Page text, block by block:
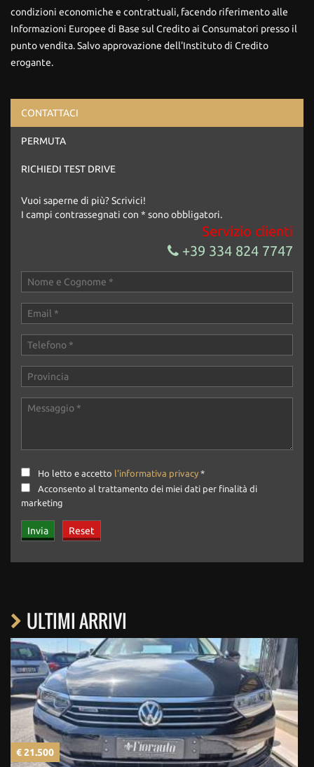
Ho letto e accettol'informativa privacy*
Acconsento al trattamento dei miei dati per finalità di
Invia la tua richiesta
condizioni economiche e contrattuali, facendo riferimento alle
Informazioni Europee di Base sul Credito ai Consumatori presso il
punto vendita. Salvo approvazione dell'Instituto di Credito
erogante.
CONTATTACI
PERMUTA
RICHIEDI TEST DRIVE
Vuoi saperne di più? Scrivici!
I campi contrassegnati con * sono obbligatori.
Servizio clienti
+39 334 824 7747
Ho letto e accetto l'informativa privacy *
Acconsento al trattamento dei miei dati per finalità di
marketing
ULTIMI ARRIVI
€ 21.500